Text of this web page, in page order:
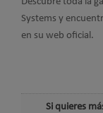
Systems y
en su web oficial.
Si quieres